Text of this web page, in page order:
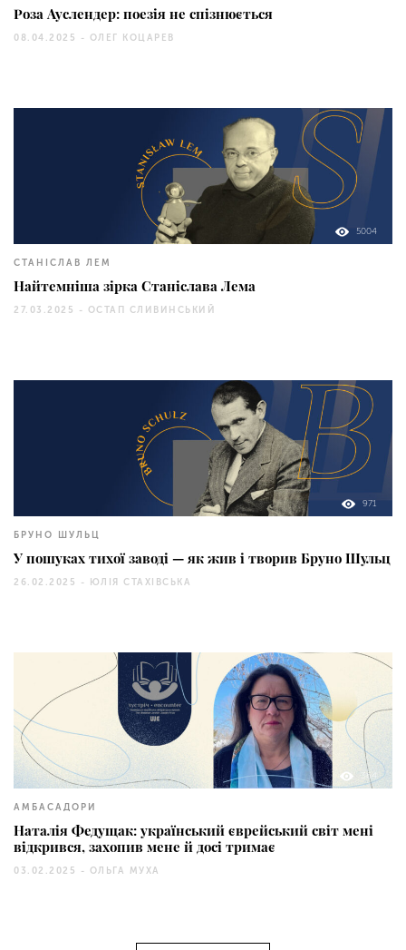
Роза Ауслендер: поезія не спізнюється
08.04.2025 - ОЛЕГ КОЦАРЕВ
5004
СТАНІСЛАВ ЛЕМ
Найтемніша зірка Станіслава Лема
27.03.2025 - ОСТАП СЛИВИНСЬКИЙ
971
БРУНО ШУЛЬЦ
У пошуках тихої заводі — як жив і творив Бруно Шульц
26.02.2025 - ЮЛІЯ СТАХІВСЬКА
364
АМБАСАДОРИ
Наталія Федущак: український єврейський світ мені
відкрився, захопив мене й досі тримає
03.02.2025 - ОЛЬГА МУХА